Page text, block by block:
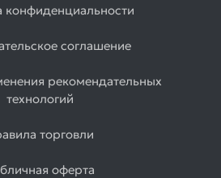
конфиденциальности
соглашение
рекомендательных
технологий
торговли
оферта